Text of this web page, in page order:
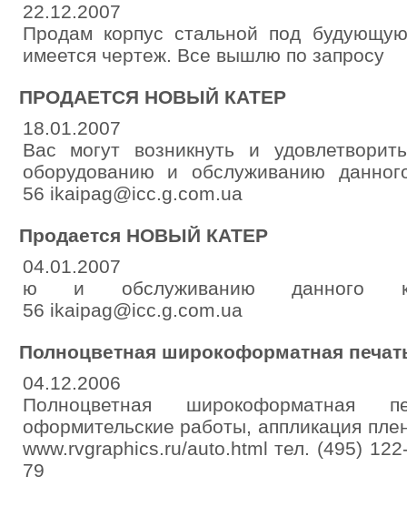
22.12.2007
Продам корпус стальной под
имеется чертеж. Все вышлю по запросу
ПРОДАЕТСЯ НОВЫЙ КАТЕР
18.01.2007
Вас могут возникнуть и
оборудованию и обслуживанию
56 ikaipag@icc.g.com.ua
Продается НОВЫЙ КАТЕР
04.01.2007
ю и обслуживанию данного
56 ikaipag@icc.g.com.ua
Полноцветная широкоформатная
04.12.2006
Полноцветная широкоформатная
оформительские работы, аппликация
www.rvgraphics.ru/auto.html тел. (495)
79